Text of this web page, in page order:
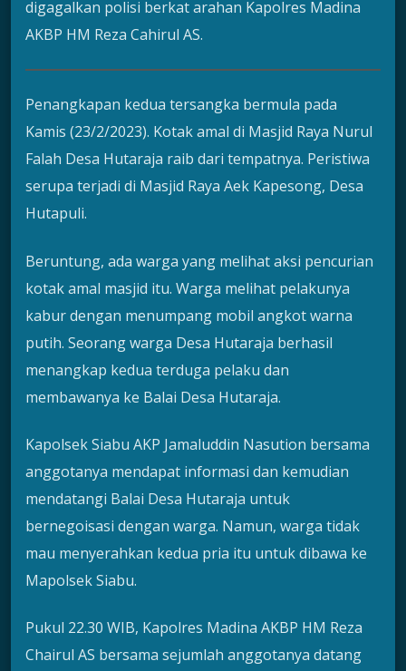
digagalkan polisi berkat arahan Kapolres Madina
AKBP HM Reza Cahirul AS.
Penangkapan kedua tersangka bermula pada
Kamis (23/2/2023). Kotak amal di Masjid Raya Nurul
Falah Desa Hutaraja raib dari tempatnya. Peristiwa
serupa terjadi di Masjid Raya Aek Kapesong, Desa
Hutapuli.
Beruntung, ada warga yang melihat aksi pencurian
kotak amal masjid itu. Warga melihat pelakunya
kabur dengan menumpang mobil angkot warna
putih. Seorang warga Desa Hutaraja berhasil
menangkap kedua terduga pelaku dan
membawanya ke Balai Desa Hutaraja.
Kapolsek Siabu AKP Jamaluddin Nasution bersama
anggotanya mendapat informasi dan kemudian
mendatangi Balai Desa Hutaraja untuk
bernegoisasi dengan warga. Namun, warga tidak
mau menyerahkan kedua pria itu untuk dibawa ke
Mapolsek Siabu.
Pukul 22.30 WIB, Kapolres Madina AKBP HM Reza
Chairul AS bersama sejumlah anggotanya datang